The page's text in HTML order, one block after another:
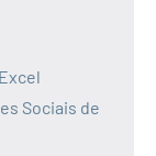
Sociais de